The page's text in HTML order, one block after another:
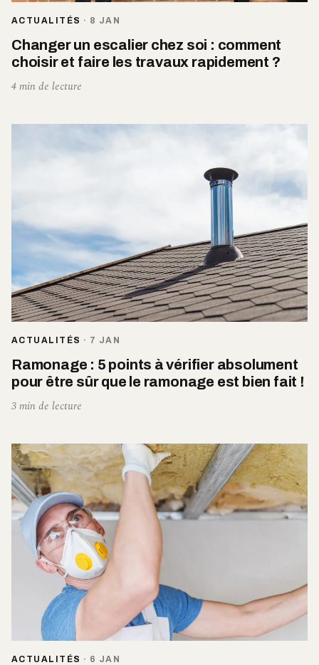
ACTUALITÉS · 8 JAN
Changer un escalier chez soi : comment
choisir et faire les travaux rapidement ?
4 min de lecture
ACTUALITÉS · 7 JAN
Ramonage : 5 points à vérifier absolument
pour être sûr que le ramonage est bien fait !
3 min de lecture
ACTUALITÉS · 6 JAN